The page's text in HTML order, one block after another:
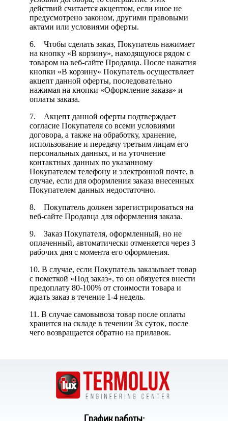
действий считается акцептом, если иное не
предусмотрено законом, другими правовыми
актами или условиями оферты.
6. Чтобы сделать заказ, Покупатель нажимает
на кнопку «В корзину», находящуюся рядом с
товаром на веб-сайте Продавца. После нажатия
кнопки «В корзину» Покупатель осуществляет
акцепт данной оферты, последовательно
нажимая на кнопки «Оформление заказа» и
оплаты заказа.
7. Акцепт данной оферты подтверждает
согласие Покупателя со всеми условиями
договора, а также на обработку, хранение,
использование и передачу третьим лицам его
персональных данных, и на уточнение
контактных данных по указанному
Покупателем телефону и электронной почте, в
случае, если для оформления заказа внесенных
Покупателем данных недостаточно.
8. Покупатель должен зарегистрироваться на
веб-сайте Продавца для оформления заказа.
9. Заказ Покупателя, оформленный, но не
оплаченный, автоматически отменяется через 3
рабочих дня с момента его оформления.
10. В случае, если Покупатель заказывает товар
с пометкой «Под заказ», то он обязуется внести
предоплату 80-100% от стоимости товара и
ждать заказ в течение 1-4 недель.
11. В случае самовывоза товар после оплаты
хранится на складе в течении 3х суток, после
чего возвращается обратно на прилавок.